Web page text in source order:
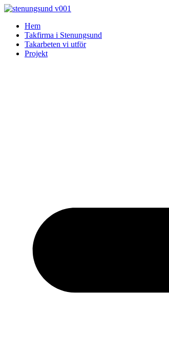
Skip
contentHem
Takfirma i Stenungsund
Takarbeten vi utför
Projekt